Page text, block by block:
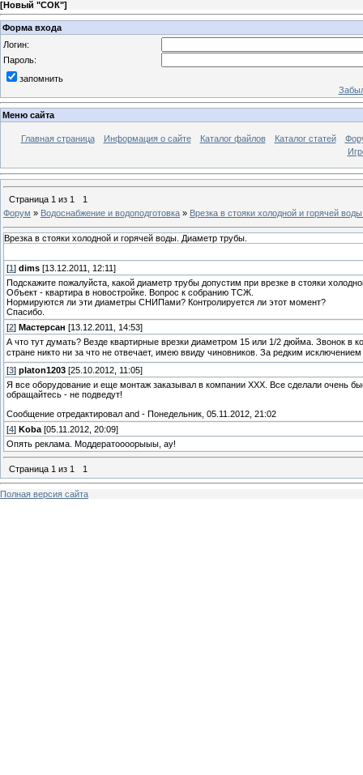
[Новый "СОК"]
Форма входа
Логин:
Пароль:
запомнить
Меню сайта
Главная страница Информация о сайте Каталог файлов Каталог статей
Страница 1 из 1
1
Форум » Водоснабжение и водоподготовка » Врезка в стояки холодной и горячей
Врезка в стояки холодной и горячей воды. Диаметр трубы.
[1 ] dims [13.12.2011, 12:11]
Подскажите пожалуйста, какой диаметр трубы допустим при врезке в стояки
Объект - квартира в новостройке. Вопрос к собранию ТСЖ.
Нормируются ли эти диаметры СНИПами? Контролируется ли этот момент?
Спасибо.
[2] Мастерсан [13.12.2011, 14:53]
А что тут думать? Везде квартирные врезки диаметром 15 или 1/2 дюйма. Звонок
стране никто ни за что не отвечает, имею ввиду чиновников. За редким
[3] platon1203 [25.10.2012, 11:05]
Я все оборудование и еще монтаж заказывал в компании ХХХ. Все сделали очень
обращайтесь - не подведут!
Сообщение отредактировал and - Понедельник, 05.11.2012, 21:02
[4] Koba [05.11.2012, 20:09]
Опять реклама. Моддератоооорыыы, ау!
Страница 1 из 1 1
Полная версия сайта